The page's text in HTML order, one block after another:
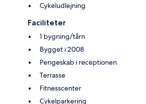
Cykeludlejning
Faciliteter
1 bygning/tårn
Bygget i 2008
Pengeskab i receptionen
Terrasse
Fitnesscenter
Cykelparkering